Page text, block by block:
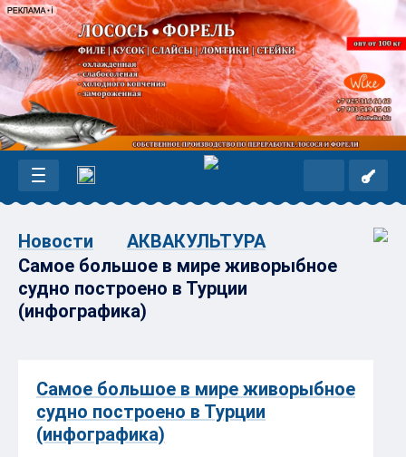
Новости
АКВАКУЛЬТУРА
Самое большое в мире живорыбное
судно построено в Турции
(инфографика)
Самое большое в мире живорыбное
судно построено в Турции
(инфографика)